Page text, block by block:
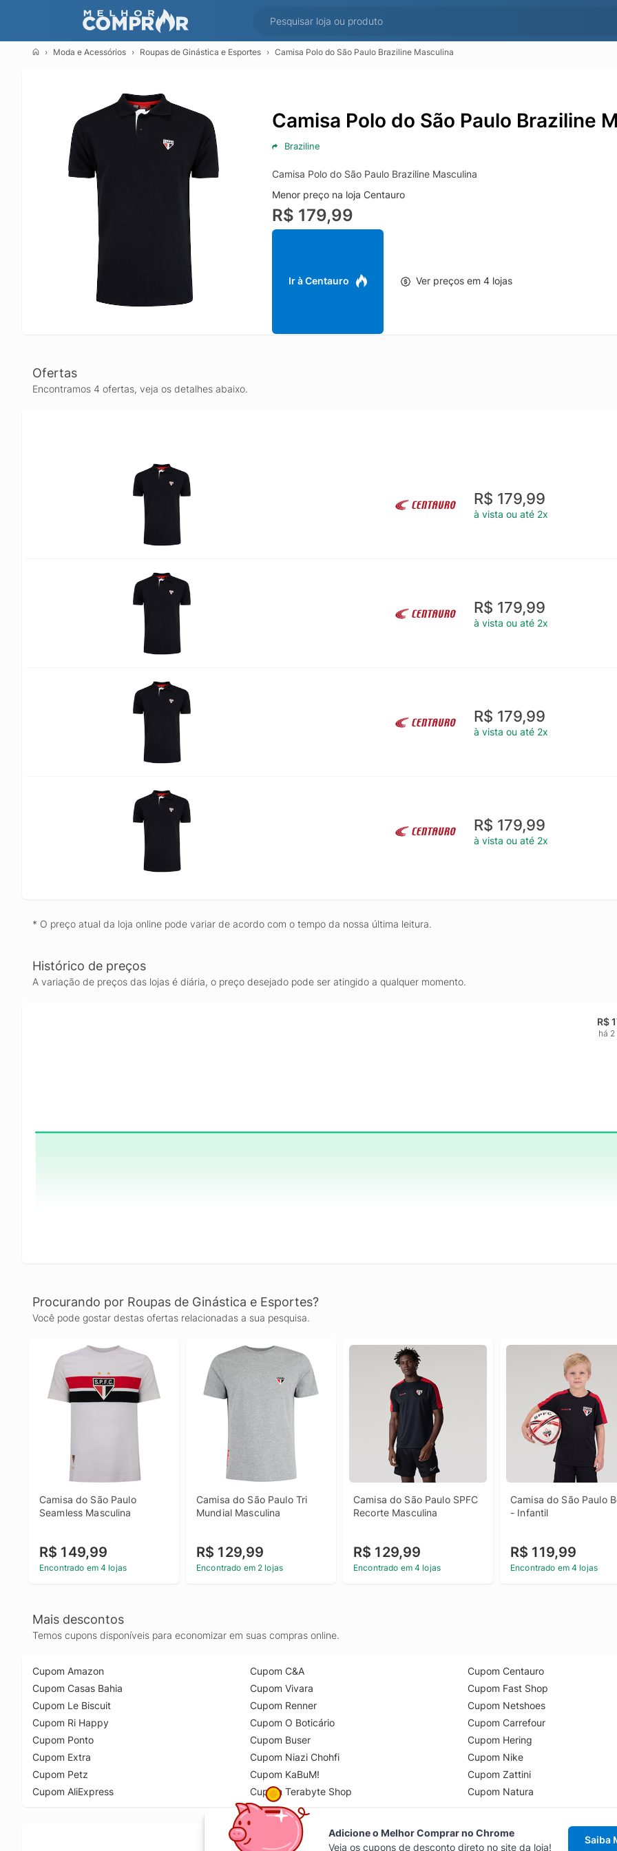
Moda e Acessórios Roupas de Ginástica e Esportes Camisa Polo do São Paulo Braziline Masculina
Camisa Polo do São Paulo Braziline
Braziline
Camisa Polo do São Paulo Braziline Masculina
Menor preço na loja Centauro
R$ 179,99
Ir à Centauro Ver preços em 4 lojas
Ofertas
Encontramos 4 ofertas, veja os detalhes abaixo.
R$ 179,99
à vista ou até 2x
R$ 179,99
à vista ou até 2x
R$ 179,99
à vista ou até 2x
R$ 179,99
à vista ou até 2x
* O preço atual da loja online pode variar de acordo com o tempo da nossa última leitura.
Histórico de preços
A variação de preços das lojas é diária, o preço desejado pode ser atingido a qualquer momento.
R$
há 2
Procurando por Roupas de Ginástica e Esportes?
Você pode gostar destas ofertas relacionadas a sua pesquisa.
Camisa do São Paulo
Seamless Masculina
R$ 149,99
Encontrado em 4 lojas
Camisa do São Paulo Tri
Mundial Masculina
R$ 129,99
Encontrado em 2 lojas
Camisa do São Paulo SPFC
Recorte Masculina
R$ 129,99
Encontrado em 4 lojas
Camisa do São Paulo
- Infantil
R$ 119,99
Encontrado em 4 lojas
Mais descontos
Temos cupons disponíveis para economizar em suas compras online.
Cupom Amazon
Cupom Casas Bahia
Cupom Le Biscuit
Cupom Ri Happy
Cupom Ponto
Cupom Extra
Cupom Petz
Cupom AliExpress
Cupom C&A
Cupom Vivara
Cupom Renner
Cupom O Boticário
Cupom Buser
Cupom Niazi Chohfi
Cupom KaBuM!
Cupom Terabyte Shop
Cupom Centauro
Cupom Fast Shop
Cupom Netshoes
Cupom Carrefour
Cupom Hering
Cupom Nike
Cupom Zattini
Cupom Natura
Adicione o Melhor Comprar no Chrome
Veja os cupons de desconto direto no site da loja!
Saiba